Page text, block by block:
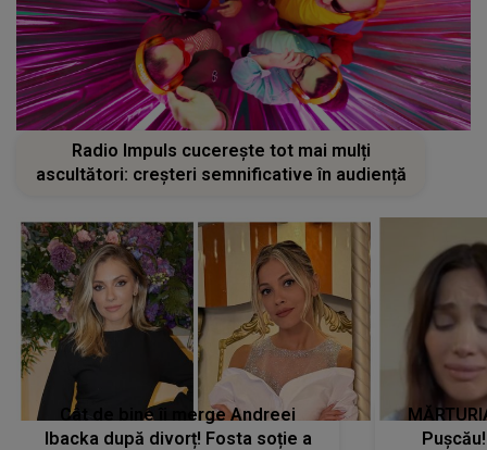
Radio Impuls cucerește tot mai mulți
ascultători: creșteri semnificative în audiență
Cât de bine îi merge Andreei
Ibacka după divorț! Fosta soție a